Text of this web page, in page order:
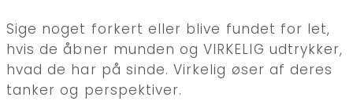
Sige noget forkert eller blive fundet for let,
hvis de åbner munden og VIRKELIG udtrykker,
hvad de har på sinde. Virkelig øser af deres
tanker og perspektiver.